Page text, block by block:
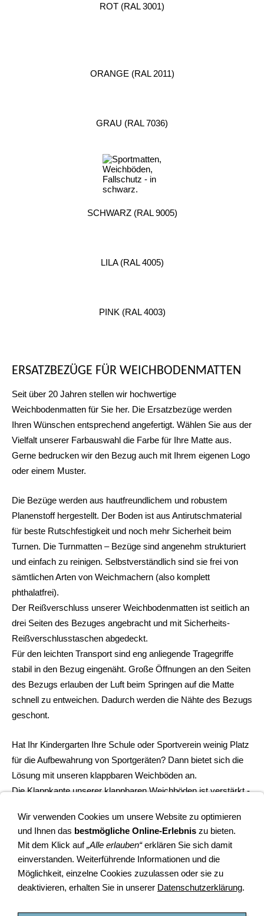
ROT (RAL 3001)
ORANGE (RAL 2011)
GRAU (RAL 7036)
SCHWARZ (RAL 9005)
LILA (RAL 4005)
PINK (RAL 4003)
ERSATZBEZÜGE FÜR WEICHBODENMATTEN
Seit über 20 Jahren stellen wir hochwertige
Weichbodenmatten für Sie her. Die Ersatzbezüge werden
Ihren Wünschen entsprechend angefertigt. Wählen Sie aus der
Vielfalt unserer Farbauswahl die Farbe für Ihre Matte aus.
Gerne bedrucken wir den Bezug auch mit Ihrem eigenen Logo
oder einem Muster.
Die Bezüge werden aus hautfreundlichem und robustem
Planenstoff hergestellt. Der Boden ist aus Antirutschmaterial
für beste Rutschfestigkeit und noch mehr Sicherheit beim
Turnen. Die Turnmatten – Bezüge sind angenehm strukturiert
und einfach zu reinigen. Selbstverständlich sind sie frei von
sämtlichen Arten von Weichmachern (also komplett
phthalatfrei).
Der Reißverschluss unserer Weichbodenmatten ist seitlich an
drei Seiten des Bezuges angebracht und mit Sicherheits-
Reißverschlusstaschen abgedeckt.
Für den leichten Transport sind eng anliegende Tragegriffe
stabil in den Bezug eingenäht. Große Öffnungen an den Seiten
des Bezugs erlauben der Luft beim Springen auf die Matte
schnell zu entweichen. Dadurch werden die Nähte des Bezugs
geschont.
Hat Ihr Kindergarten Ihre Schule oder Sportverein weinig Platz
für die Aufbewahrung von Sportgeräten? Dann bietet sich die
Lösung mit unseren klappbaren Weichböden an.
Die Klappkante unserer klappbaren Weichböden ist verstärkt -
Zusätzlich kann durch optionale Lederdecken die Robustheit
dieser Weichbodenmatten deutlich erhöht werden, und... die
Lederecken (echtes Leder) sehen auch noch sehr gut aus!
Wir verwenden Cookies um unsere Website zu optimieren
und Ihnen das bestmögliche Online-Erlebnis zu bieten.
Mit dem Klick auf„Alle erlauben“erklären Sie sich damit
einverstanden. Weiterführende Informationen und die
Möglichkeit, einzelne Cookies zuzulassen oder sie zu
deaktivieren, erhalten Sie in unserer Datenschutzerklärung.